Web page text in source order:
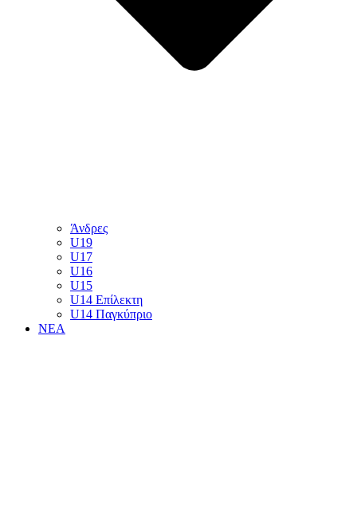
Άνδρες
U19
U17
U16
U15
U14 Επίλεκτη
U14 Παγκύπριο
ΝΕΑ